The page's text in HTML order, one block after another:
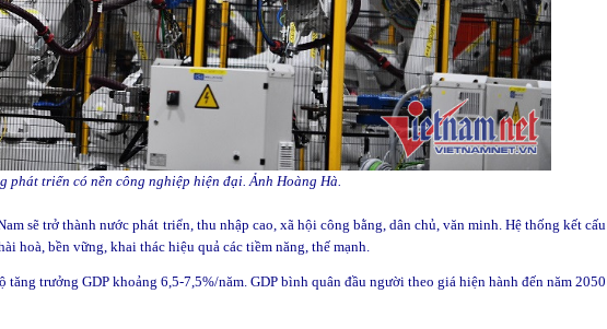
phát triển có nền công nghiệp hiện đại. Ảnh Hoàng Hà.
sẽ trở thành nước phát triển, thu nhập cao, xã hội công bằng, dân chủ, văn minh. Hệ thống kết cấu
hoà, bền vững, khai thác hiệu quả các tiềm năng, thế mạnh.
trưởng GDP khoảng 6,5-7,5%/năm. GDP bình quân đầu người theo giá hiện hành đến năm 2050